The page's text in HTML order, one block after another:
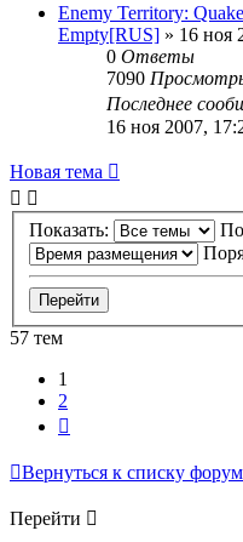
Enemy Territory:
Empty[RUS] » 16 ноя
0 Ответы
7090
Последнее
16 ноя 2007,
Новая тема
Показать:
57 тем
1
2
Вернуться к списку
Перейти